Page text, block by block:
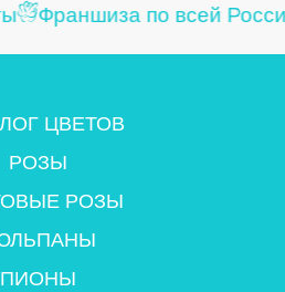
Франшиза по всей
ЦВЕТОВ
РОЗЫ
РОЗЫ
ПИОНЫ